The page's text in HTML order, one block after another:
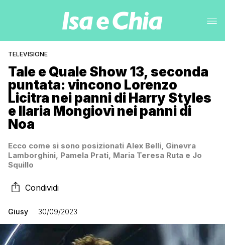
TELEVISIONE
Tale e Quale Show 13, seconda
puntata: vincono Lorenzo
Licitra nei panni di Harry Styles
e Ilaria Mongiovì nei panni di
Noa
Ecco come si sono posizionati Alex Belli, Ginevra
Lamborghini, Pamela Prati, Maria Teresa Ruta e Jo
Squillo
Condividi
Giusy 30/09/2023